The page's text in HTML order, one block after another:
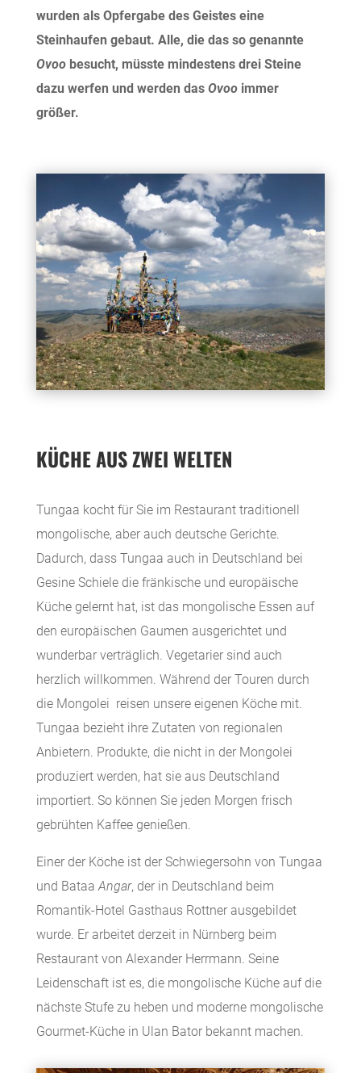
wurden als Opfergabe des Geistes eine
Steinhaufen gebaut. Alle, die das so genannte
Ovoobesucht, müsste mindestens drei Steine
dazu werfen und werden das Ovooimmer
größer.
KÜCHE AUS ZWEI WELTEN
Tungaa kocht für Sie im Restaurant traditionell
mongolische, aber auch deutsche Gerichte.
Dadurch, dass Tungaa auch in Deutschland bei
Gesine Schiele die fränkische und europäische
Küche gelernt hat, ist das mongolische Essen auf
den europäischen Gaumen ausgerichtet und
wunderbar verträglich. Vegetarier sind auch
herzlich willkommen. Während der Touren durch
die Mongolei reisen unsere eigenen Köche mit.
Tungaa bezieht ihre Zutaten von regionalen
Anbietern. Produkte, die nicht in der Mongolei
produziert werden, hat sie aus Deutschland
importiert. So können Sie jeden Morgen frisch
gebrühten Kaffee genießen.
Einer der Köche ist der Schwiegersohn von Tungaa
und BataaAngar, der in Deutschland beim
Romantik-Hotel Gasthaus Rottner ausgebildet
wurde. Er arbeitet derzeit in Nürnberg beim
Restaurant von Alexander Herrmann. Seine
Leidenschaft ist es, die mongolische Küche auf die
nächste Stufe zu heben und moderne mongolische
Gourmet-Küche in Ulan Bator bekannt machen.